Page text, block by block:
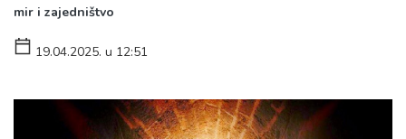
mir i zajedništvo
19.04.2025. u 12:51